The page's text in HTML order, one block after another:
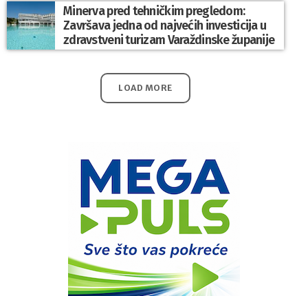
Minerva pred tehničkim pregledom:
Završava jedna od najvećih investicija u
zdravstveni turizam Varaždinske županije
LOAD MORE